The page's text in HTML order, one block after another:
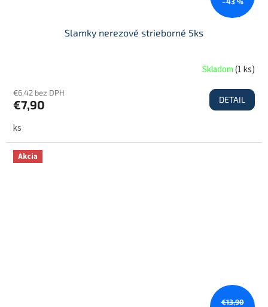
Slamky nerezové strieborné 5ks
Skladom(1 ks)
€6,42 bez DPH
€7,90 DETAIL
ks
Akcia
€13,90